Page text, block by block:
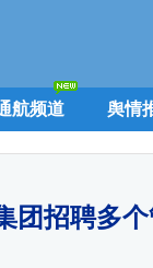
航频道 舆情
团招聘多